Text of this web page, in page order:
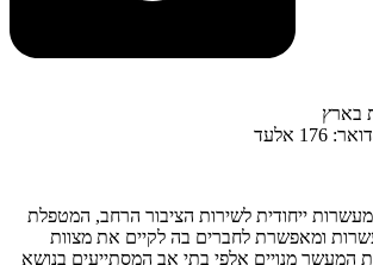
בארץ
ייחודית לשירות הציבור הרחב, המטפלת
ומאפשרת לחברים בה לקיים את מצוות
המעשר מנויים אלפי בתי אב המסתייעים בנושא